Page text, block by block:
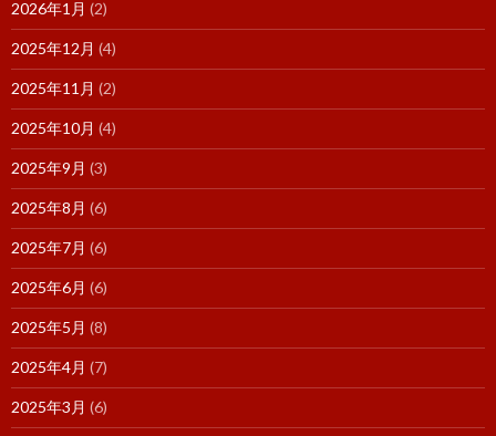
2026年1月 (2)
2025年12月 (4)
2025年11月 (2)
2025年10月 (4)
2025年9月 (3)
2025年8月 (6)
2025年7月 (6)
2025年6月 (6)
2025年5月 (8)
2025年4月 (7)
2025年3月 (6)